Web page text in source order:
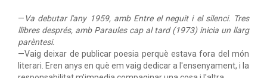
—Va debutar l'any 1959, amb Entre el neguit i el silenci. Tres
llibres després, amb Paraules cap al tard(1973) inicia un llarg
parèntesi.
—Vaig deixar de publicar poesia perquè estava fora del món
literari. Eren anys en què em vaig dedicar a l'ensenyament, i la